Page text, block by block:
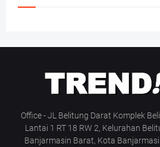
Office - JL Belitung Darat Komplek
Lantai 1 RT 18 RW 2, Kelurahan
Banjarmasin Barat, Kota